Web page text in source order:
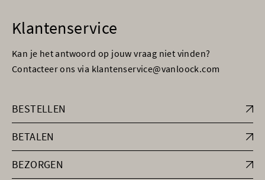
Klantenservice
Kan je het antwoord op jouw vraag niet vinden?
Contacteer ons via klantenservice@vanloock.com
BESTELLEN
BETALEN
BEZORGEN